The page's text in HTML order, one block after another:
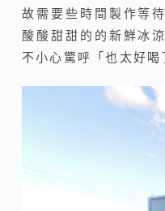
故需要些時間製作等
酸酸甜甜的的新鮮冰
不小心驚呼「也太好喝